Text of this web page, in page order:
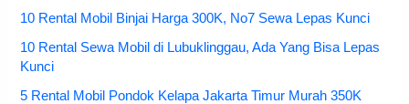
10 Rental Mobil Binjai Harga 300K, No7 Sewa Lepas Kunci
10 Rental Sewa Mobil di Lubuklinggau, Ada Yang Bisa Lepas
Kunci
5 Rental Mobil Pondok Kelapa Jakarta Timur Murah 350K